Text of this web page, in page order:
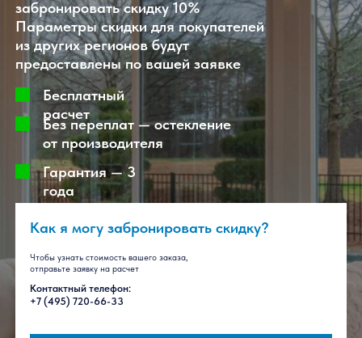
Актуальные фото в телеграмt.me/
Покупатели из Москвы и МО могут
Готовое остекление
от 4000 рублей за м2